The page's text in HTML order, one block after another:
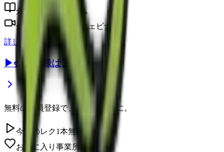
介護に役立つコラム
介護のプロによるウェビナー
詳しく見る
▶会員登録はこちら
無料の会員登録で、さらに便利に。
今日のレク1本無料視聴
お気に入り事業所を保存